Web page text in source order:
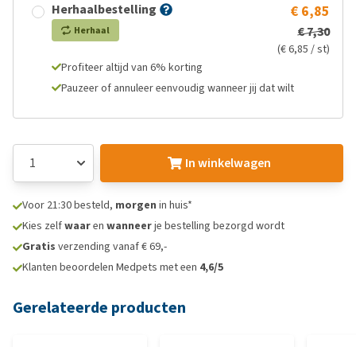
Herhaalbestelling
Herhaal
€ 6,85
€ 7,30
(€ 6,85 / st)
Profiteer altijd van 6% korting
Pauzeer of annuleer eenvoudig wanneer jij dat wilt
In winkelwagen
Voor 21:30 besteld, morgen in huis*
Kies zelfwaaren wanneerje bestelling bezorgd wordt
Gratis verzending vanaf € 69,-
Klanten beoordelen Medpets met een 4,6/5
Gerelateerde producten